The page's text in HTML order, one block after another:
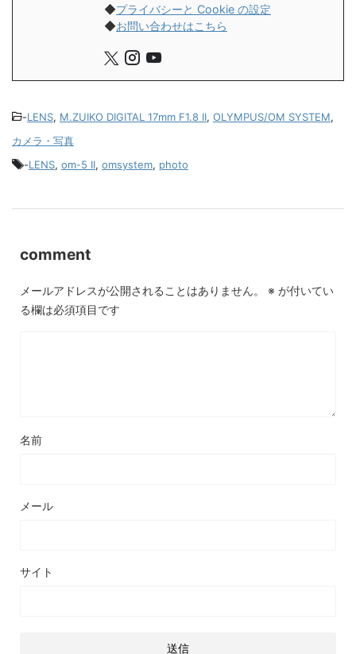
◆プライバシーと Cookie の設定
◆お問い合わせはこちら
-LENS, M.ZUIKO DIGITAL 17mm F1.8 II, OLYMPUS/OM SYSTEM,
カメラ・写真
-LENS, om-5 II, omsystem, photo
comment
メールアドレスが公開されることはありません。 ※ が付いてい
る欄は必須項目です
名前
メール
サイト